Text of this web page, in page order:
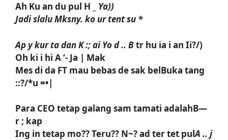
Ah Ku an du pul H _
Ya))
Jadi slalu Mksny. ko ur tent su *
Ap y kur ta dan K :; ai Yo d .. Btr hu ia i an Ii?/)
Oh ki i hi A ‘- Ja | Mak
Mes di da FT mau bebas de sak belBuka tang
::?/*u =•|
Para CEO tetap galang sam tamati adalahB—
r ; kap
Ing in tetap mo?? Teru?? N~? ad ter tet pulA .. j